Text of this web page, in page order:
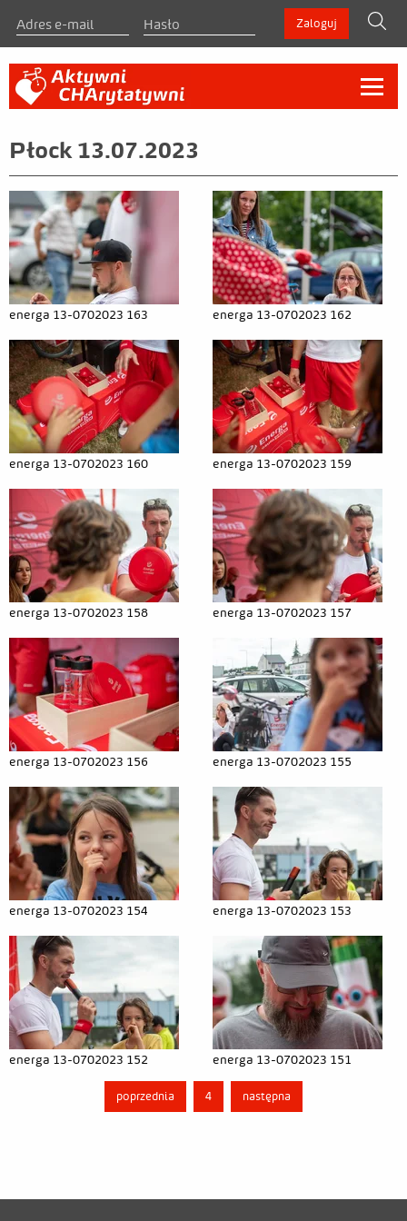
Zaloguj
szukaj
Zasady
Regulamin
Materiały do pobrania
Zarejestruj się
Liderzy indywidualni
Liderzy zespołowi
Galeria
Relacje
Aktualności
Kontakt
Płock 13.07.2023
energa 13-0702023 163 energa 13-0702023 162
energa 13-0702023 160 energa 13-0702023 159
energa 13-0702023 158 energa 13-0702023 157
energa 13-0702023 156 energa 13-0702023 155
energa 13-0702023 154 energa 13-0702023 153
energa 13-0702023 152 energa 13-0702023 151
poprzednia 4 następna